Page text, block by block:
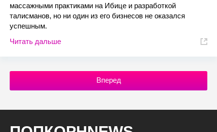
массажными практиками на Ибице и разработкой
талисманов, но ни один из его бизнесов не оказался
успешным.
Читать дальше
Вперед